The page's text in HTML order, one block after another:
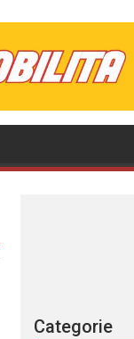
Categorie